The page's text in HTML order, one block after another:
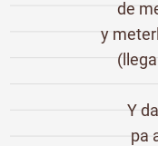
de
y
Y
pa